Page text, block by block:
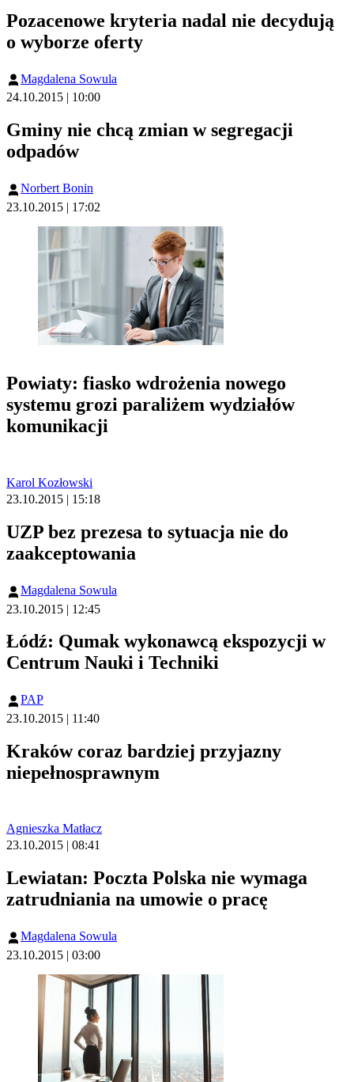
Pozacenowe kryteria nadal nie decydują
o wyborze oferty
Magdalena Sowula
24.10.2015 | 10:00
Gminy nie chcą zmian w segregacji
odpadów
Norbert Bonin
23.10.2015 | 17:02
Powiaty: fiasko wdrożenia nowego
systemu grozi paraliżem wydziałów
komunikacji
Karol Kozłowski
23.10.2015 | 15:18
UZP bez prezesa to sytuacja nie do
zaakceptowania
Magdalena Sowula
23.10.2015 | 12:45
Łódź: Qumak wykonawcą ekspozycji w
Centrum Nauki i Techniki
PAP
23.10.2015 | 11:40
Kraków coraz bardziej przyjazny
niepełnosprawnym
Agnieszka Matłacz
23.10.2015 | 08:41
Lewiatan: Poczta Polska nie wymaga
zatrudniania na umowie o pracę
Magdalena Sowula
23.10.2015 | 03:00